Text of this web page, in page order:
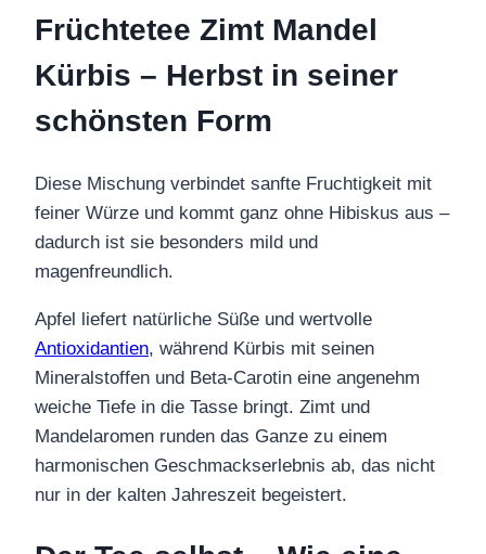
Früchtetee Zimt Mandel
Kürbis – Herbst in seiner
schönsten Form
Diese Mischung verbindet sanfte Fruchtigkeit mit
feiner Würze und kommt ganz ohne Hibiskus aus –
dadurch ist sie besonders mild und
magenfreundlich.
Apfel liefert natürliche Süße und wertvolle
Antioxidantien, während Kürbis mit seinen
Mineralstoffen und Beta-Carotin eine angenehm
weiche Tiefe in die Tasse bringt. Zimt und
Mandelaromen runden das Ganze zu einem
harmonischen Geschmackserlebnis ab, das nicht
nur in der kalten Jahreszeit begeistert.